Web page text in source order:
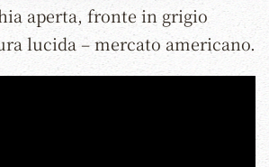
aperta, fronte in grigio
lucida – mercato americano.